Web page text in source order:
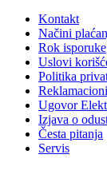
Kontakt
Načini
Rok isporuke
Uslovi
Politika
Ugovor
Izjava o
Česta pitanja
Servis